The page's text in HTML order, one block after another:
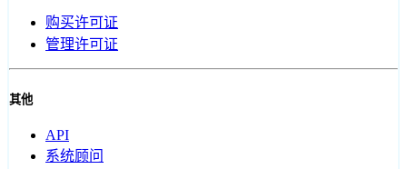
购买许可证
管理许可证
其他
API
系统顾问